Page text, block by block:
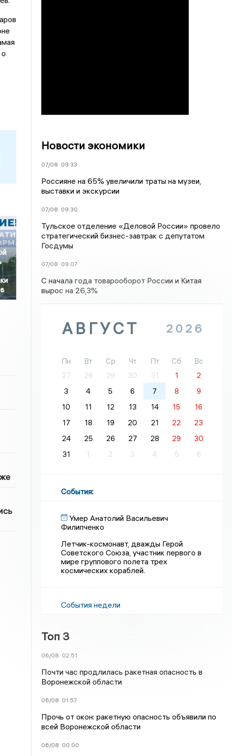
Новости экономики
07/08 09:33
Россияне на 65% увеличили траты на музеи,
выставки и экскурсии
07/08 09:30
Тульское отделение «Деловой России» провело
стратегический бизнес-завтрак с депутатом
Госдумы
07/08 09:07
С начала года товарооборот России и Китая
вырос на 26,3%
АВГУСТ 2026
Пн Вт Ср Чт Пт Сб
Вс
27
28 29 30 31 1
2
3
4 5 6 7 8
9
10
11 12 13 14 15
16
17
18 19 20 21 22
23
24
25 26 27 28 29
30
31
1 2 3 4 5 6
События:
Умер Анатолий Васильевич
Филипченко
Летчик-космонавт, дважды Герой
Советского Союза, участник первого в
мире группового полета трех
космических кораблей.
События недели
Топ 3
06/08 02:51
Почти час продлилась ракетная опасность в
Воронежской области
06/08 01:57
Прочь от окон: ракетную опасность объявили по
всей Воронежской области
06/08 00:00